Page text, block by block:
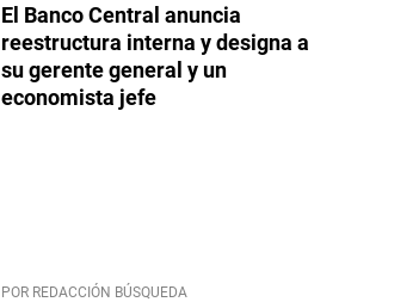
El Banco Central anuncia
reestructura interna y designa a
su gerente general y un
economista jefe
POR REDACCIÓN BÚSQUEDA